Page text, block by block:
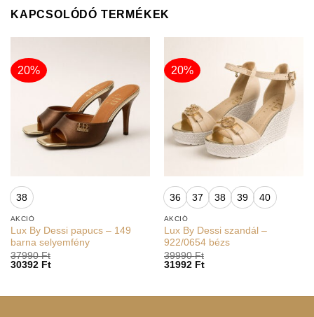
KAPCSOLÓDÓ TERMÉKEK
20%
38
AKCIÓ
Lux By Dessi papucs – 149
barna selyemfény
37990Ft
30392 Ft
20%
36 37 38 39 40
AKCIÓ
Lux By Dessi szandál –
922/0654 bézs
39990Ft
31992 Ft